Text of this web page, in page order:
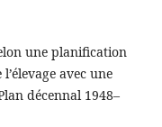
une planification
avec une
décennal 1948–